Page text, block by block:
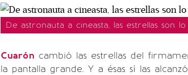
De astronauta a cineasta, las estrellas son
Cuarón cambió las estrellas del
la pantalla grande. Y a ésas sí las